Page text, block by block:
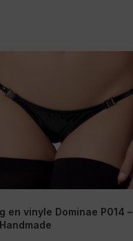
en vinyle Dominae P014 –